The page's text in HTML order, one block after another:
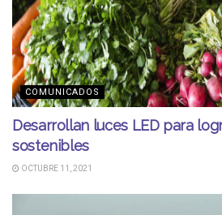
COMUNICADOS
Desarrollan luces LED para
sostenibles
OCTUBRE 11, 2021